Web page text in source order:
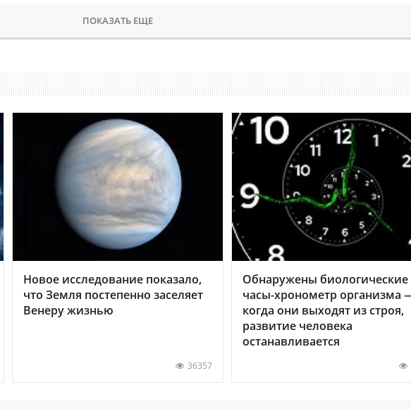
ПОКАЗАТЬ ЕЩЕ
Новое исследование показало,
что Земля постепенно заселяет
Венеру жизнью
36357
Обнаружены биологические
часы-хронометр организма
когда они выходят из строя,
развитие человека
останавливается